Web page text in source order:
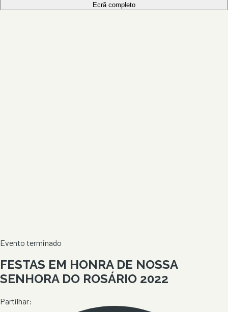
Ecrã completo
Evento terminado
FESTAS EM HONRA DE NOSSA
SENHORA DO ROSÁRIO 2022
Partilhar: